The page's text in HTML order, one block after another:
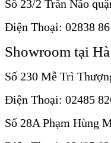
Số 23/2 Trần Não
Điện Thoại: 02838
Showroom tại
Số 230 Mễ Trì
Điện Thoại: 02485
Số 28A Phạm Hùng